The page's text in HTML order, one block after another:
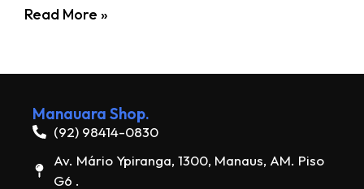
Read More »
Manauara Shop.
(92) 98414-0830
Av. Mário Ypiranga, 1300, Manaus, AM. Piso
G6 .